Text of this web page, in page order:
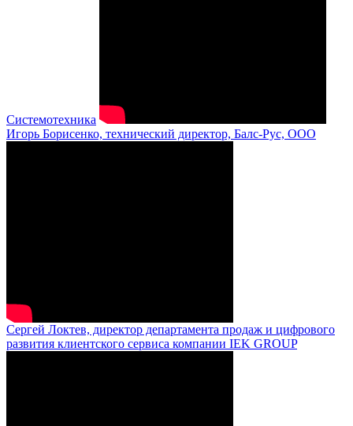
Системотехника
Игорь Борисенко, технический директор, Балс-Рус, ООО
Сергей Локтев, директор департамента продаж и цифрового
развития клиентского сервиса компании IEK GROUP